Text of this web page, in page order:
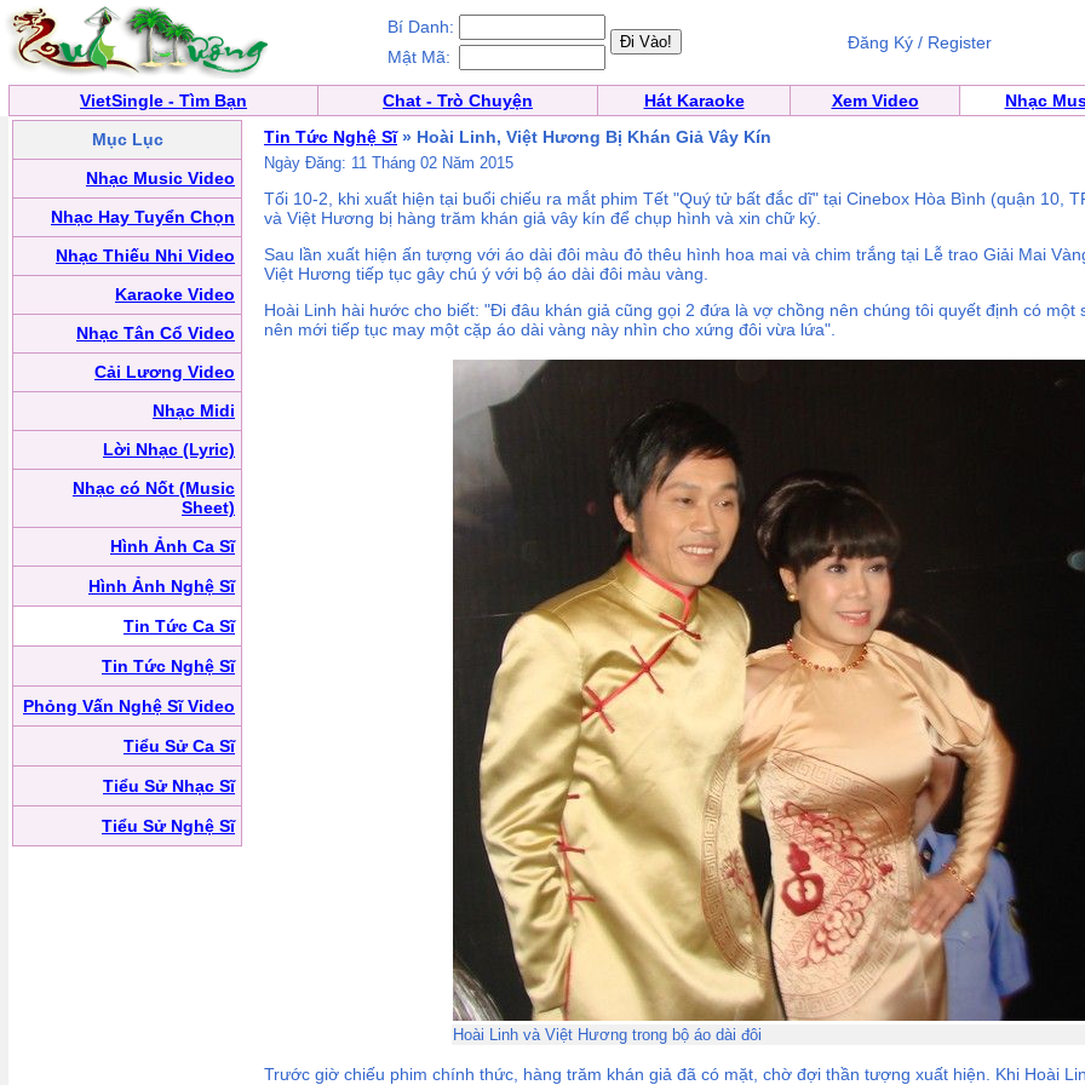
Bí Danh:
Mật Mã:
Đăng Ký / Register
VietSingle - Tìm Bạn Chat - Trò Chuyện Hát Karaoke Xem Video
Nhạc
Mục Lục
Nhạc Music Video
Nhạc Hay Tuyển Chọn
Nhạc Thiếu Nhi Video
Karaoke Video
Nhạc Tân Cổ Video
Cải Lương Video
Nhạc Midi
Lời Nhạc (Lyric)
Nhạc có Nốt (Music
Sheet)
Hình Ảnh Ca Sĩ
Hình Ảnh Nghệ Sĩ
Tin Tức Ca Sĩ
Tin Tức Nghệ Sĩ
Phỏng Vấn Nghệ Sĩ Video
Tiểu Sử Ca Sĩ
Tiểu Sử Nhạc Sĩ
Tiểu Sử Nghệ Sĩ
Tin Tức Nghệ Sĩ» Hoài Linh, Việt Hương Bị Khán Giả Vây Kín
Ngày Đăng: 11 Tháng 02 Năm 2015
Tối 10-2, khi xuất hiện tại buổi chiếu ra mắt phim Tết "Quý tử bất đắc dĩ" tại Cinebox Hòa Bình (quận 10,
và Việt Hương bị hàng trăm khán giả vây kín để chụp hình và xin chữ ký.
Sau lần xuất hiện ấn tượng với áo dài đôi màu đỏ thêu hình hoa mai và chim trắng tại Lễ trao Giải Mai
Việt Hương tiếp tục gây chú ý với bộ áo dài đôi màu vàng.
Hoài Linh hài hước cho biết: "Đi đâu khán giả cũng gọi 2 đứa là vợ chồng nên chúng tôi quyết định có một
nên mới tiếp tục may một cặp áo dài vàng này nhìn cho xứng đôi vừa lứa".
Hoài Linh và Việt Hương trong bộ áo dài đôi
Trước giờ chiếu phim chính thức, hàng trăm khán giả đã có mặt, chờ đợi thần tượng xuất hiện. Khi Hoài